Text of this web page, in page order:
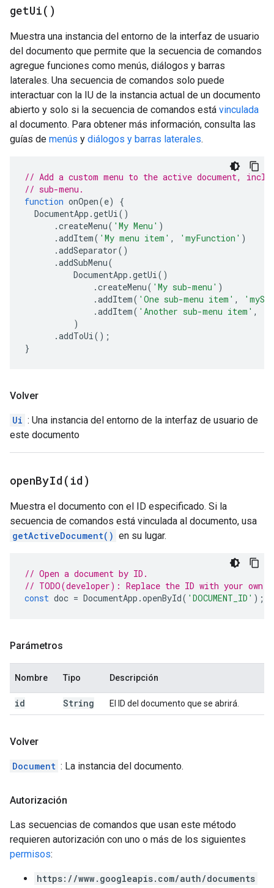
getUi( )
Muestra una instancia del entorno de la interfaz de usuario
del documento que permite que la secuencia de comandos
agregue funciones como menús, diálogos y barras
laterales. Una secuencia de comandos solo puede
interactuar con la IU de la instancia actual de un documento
abierto y solo si la secuencia de comandos está vinculada
al documento. Para obtener más información, consulta las
guías de menús y diálogos y barras laterales.
// Add a custom menu to the active document,
// sub-menu.
function onOpen(e)
{
DocumentApp .getUi()
.createMenu( 'My Menu' )
.addItem( 'My menu item' , 'myFunction' )
.addSeparator()
.addSubMenu(
DocumentApp .getUi()
.createMenu( 'My sub-menu' )
.addItem( 'One sub-menu item' ,
.addItem( 'Another sub-menu item' ,
)
.addToUi();
}
Volver
Ui : Una instancia del entorno de la interfaz de usuario de
este documento
openById( id)
Muestra el documento con el ID especificado. Si la
secuencia de comandos está vinculada al documento, usa
getActiveDocument() en su lugar.
// Open a document by ID.
// TODO(developer): Replace the ID with your own.
const doc = DocumentApp .openById( 'DOCUMENT_ID' );
Parámetros
Nombre Tipo Descripción
id String El ID del documento que se abrirá.
Volver
Document : La instancia del documento.
Autorización
Las secuencias de comandos que usan este método
requieren autorización con uno o más de los siguientes
permisos:
https://www.googleapis.com/auth/documents